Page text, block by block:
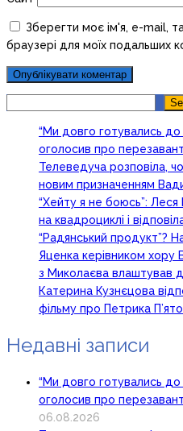
Зберегти моє ім'я, e-mail,
браузері для моїх подальших
“Ми довго готувались до
оголосив про
Телеведуча розповіла,
новим призначенням
“Хейту я не боюсь”: Леся
на квадроциклі і
“Радянський продукт”?
Яценка керівником
з Миколаєва влаштував
Катерина Кузнєцова
фільму про Петрика
Недавні записи
“Ми довго готувались до
оголосив про
06.08.2026